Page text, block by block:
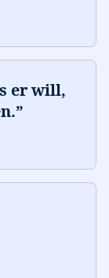
er will,
”